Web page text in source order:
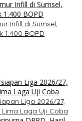
Infill di Sumsel,
1.400 BOPD
Liga 2026/27,
Laga Uji Coba